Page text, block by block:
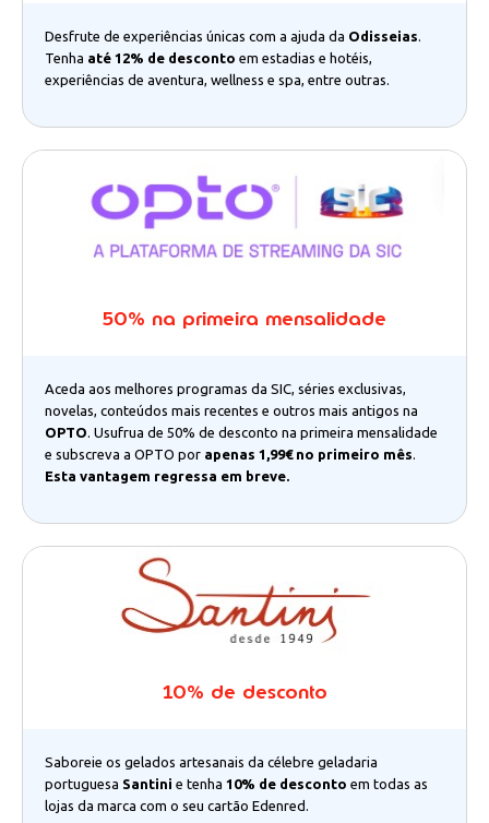
Desfrute de experiências únicas com a ajuda da Odisseias
Tenha até 12% de desconto em estadias e hotéis,
experiências de aventura, wellness e spa, entre outras.
50% na primeira mensalidade
Aceda aos melhores programas da SIC, séries exclusivas,
novelas, conteúdos mais recentes e outros mais antigos na
OPTO. Usufrua de 50% de desconto na primeira mensalidade
e subscreva a OPTO por apenas 1,99€ no primeiro mês.
Esta vantagem regressa em breve.
10% de desconto
Saboreie os gelados artesanais da célebre geladaria
portuguesa Santini e tenha 10% de desconto em todas as
lojas da marca com o seu cartão Edenred.